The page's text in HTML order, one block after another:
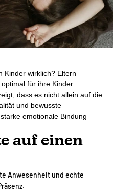
Kinder wirklich? Eltern
für ihre Kinder
dass es nicht allein auf die
und bewusste
emotionale Bindung
auf einen
Anwesenheit und echte